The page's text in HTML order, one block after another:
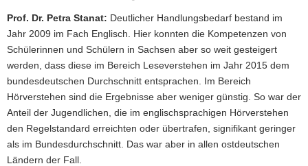
Prof. Dr. Petra Stanat: Deutlicher Handlungsbedarf bestand im
Jahr 2009 im Fach Englisch. Hier konnten die Kompetenzen von
Schülerinnen und Schülern in Sachsen aber so weit gesteigert
werden, dass diese im Bereich Leseverstehen im Jahr 2015 dem
bundesdeutschen Durchschnitt entsprachen. Im Bereich
Hörverstehen sind die Ergebnisse aber weniger günstig. So war der
Anteil der Jugendlichen, die im englischsprachigen Hörverstehen
den Regelstandard erreichten oder übertrafen, signifikant geringer
als im Bundesdurchschnitt. Das war aber in allen ostdeutschen
Ländern der Fall.